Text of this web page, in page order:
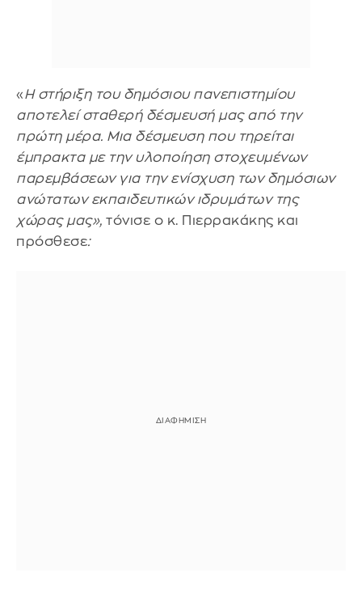
«Η στήριξη του δημόσιου πανεπιστημίου
αποτελεί σταθερή δέσμευσή μας από την
πρώτη μέρα. Μια δέσμευση που τηρείται
έμπρακτα με την υλοποίηση στοχευμένων
παρεμβάσεων για την ενίσχυση των δημόσιων
ανώτατων εκπαιδευτικών ιδρυμάτων της
χώρας μας», τόνισε ο κ. Πιερρακάκης και
πρόσθεσε: